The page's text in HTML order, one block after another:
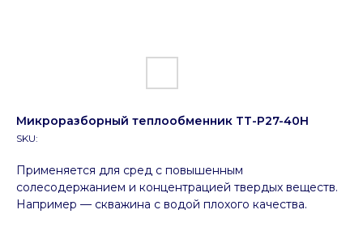
Микроразборный теплообменник ТТ-P27-40Н
SKU:
Применяется для сред с повышенным
солесодержанием и концентрацией твердых веществ.
Например — скважина с водой плохого качества.